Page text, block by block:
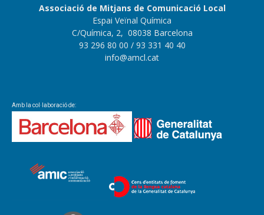
Associació de Mitjans de Comunicació Local
Espai Veïnal Química
C/Química, 2, 08038 Barcelona
93 296 80 00 / 93 331 40 40
info@amcl.cat
Amb la col·laboració de: